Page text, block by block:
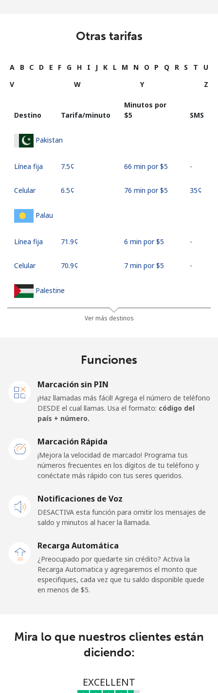
Otras tarifas
A B C D E F G H I J K L M N O P Q R S T
U
V
W Y Z
Destino Tarifa/minuto
Minutos por
⁦$5⁩
SMS
Pakistan
Línea fija ⁦7.5¢⁩ 66 min por ⁦$5⁩ -
Celular ⁦6.5¢⁩ 76 min por ⁦$5⁩ ⁦35¢⁩
Palau
Línea fija ⁦71.9¢⁩ 6 min por ⁦$5⁩ -
Celular ⁦70.9¢⁩ 7 min por ⁦$5⁩ -
Palestine
17 min por ⁦$5⁩
Línea fija
⁦19.9¢⁩
Papua New Guinea
Línea fija ⁦132.9¢⁩ 3 min por ⁦$5⁩ -
Paraguay
Línea fija ⁦3.9¢⁩
⁦6.9¢⁩ 72 min por ⁦$5⁩ ⁦7¢⁩
Peru
Celular ⁦1.5¢⁩ 333 min por ⁦$5⁩ -
Ver más destinos
Funciones
Marcación sin PIN
¡Haz llamadas más fácil! Agrega el número de teléfono
DESDE el cual llamas. Usa el formato: código del
país + número.
Marcación Rápida
¡Mejora la velocidad de marcado! Programa tus
números frecuentes en los dígitos de tu teléfono y
conéctate más rápido con tus seres queridos.
Notificaciones de Voz
DESACTIVA esta función para omitir los mensajes de
saldo y minutos al hacer la llamada.
Recarga Automática
¿Preocupado por quedarte sin crédito? Activa la
Recarga Automatica y agregaremos el monto que
especifiques, cada vez que tu saldo disponible quede
en menos de ⁦$5⁩.
Mira lo que nuestros clientes están
diciendo:
EXCELLENT